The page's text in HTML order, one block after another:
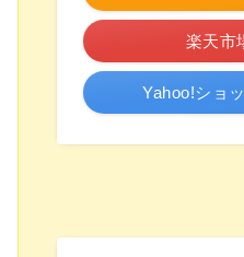
楽天市
Yahoo!ショ